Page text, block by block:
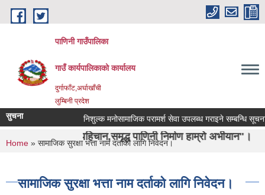
Skip to main content
पाणिनी गाउँपालिका
गाउँ कार्यपालिकाको कार्यालय
दुर्गाफाँट,अर्घाखाँची
लुम्बिनी प्रदेश
पहिचान,समृद्ध पाणिनी निर्माण हाम्रो अभीयान"।
सुचना निशुल्क मनोसामाजिक परामर्श सेवा उपलब्ध गराइने सम्बन्धि सूचना ।
You are here
Home » सामाजिक सुरक्षा भत्ता नाम दर्ताको लागि निवेदन।
सामाजिक सुरक्षा भत्ता नाम दर्ताको लागि निवेदन।